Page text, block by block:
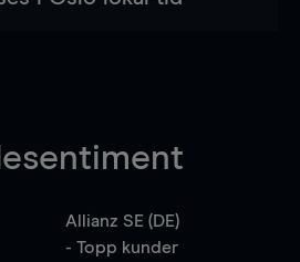
Allianz SE (DE)
- Topp kunder